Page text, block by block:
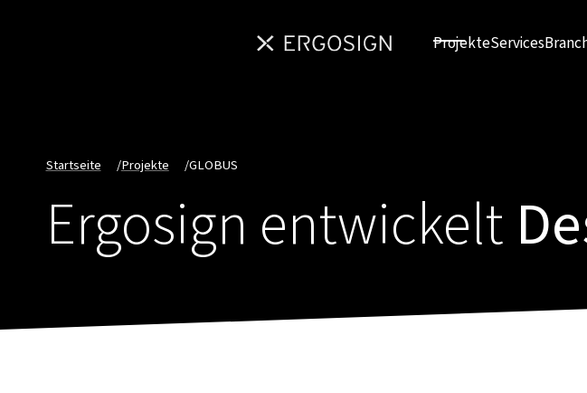
ProjekteServices
Startseite /Projekte /GLOBUS
Ergosign entwickelt